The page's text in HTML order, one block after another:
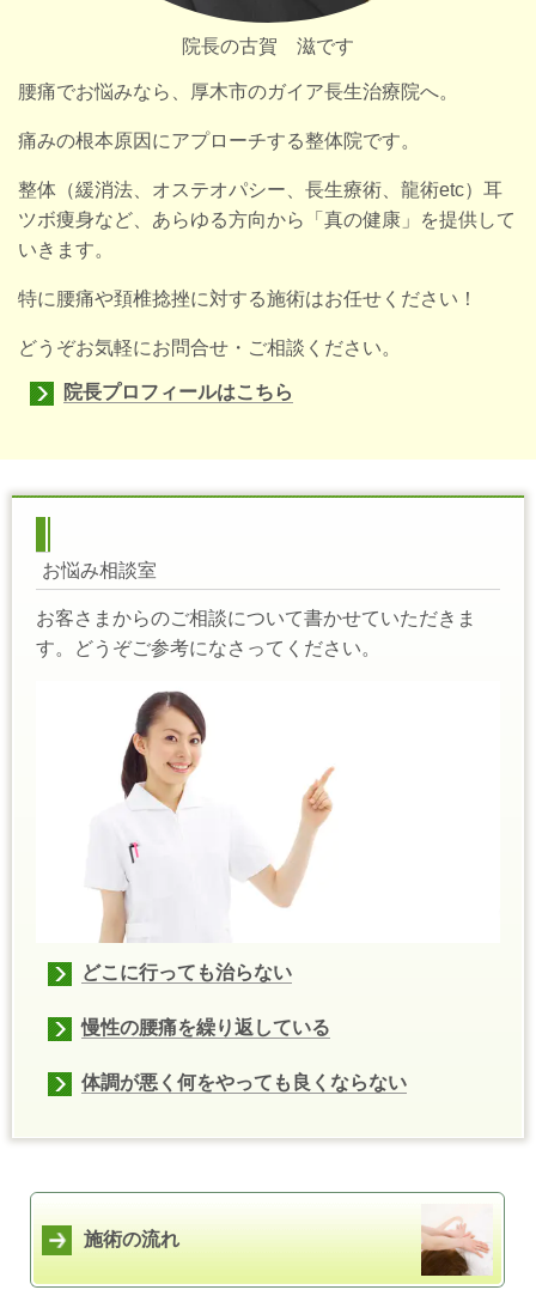
院長の古賀 滋です
腰痛でお悩みなら、厚木市のガイア長生治療院へ。
痛みの根本原因にアプローチする整体院です。
整体（緩消法、オステオパシー、長生療術、龍術etc）耳
ツボ痩身など、あらゆる方向から「真の健康」を提供して
いきます。
特に腰痛や頚椎捻挫に対する施術はお任せください！
どうぞお気軽にお問合せ・ご相談ください。
院長プロフィールはこちら
お悩み相談室
お客さまからのご相談について書かせていただきま
す。どうぞご参考になさってください。
どこに行っても治らない
慢性の腰痛を繰り返している
体調が悪く何をやっても良くならない
施術の流れ